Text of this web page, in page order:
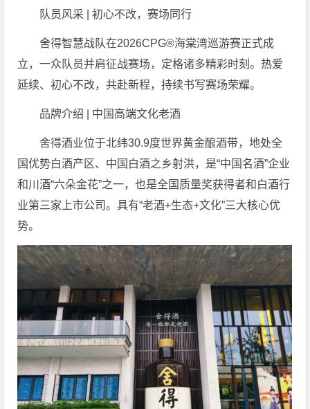
队员风采 | 初心不改，赛场同行
舍得智慧战队在2026CPG®海棠湾巡游赛正式成
立，一众队员并肩征战赛场，定格诸多精彩时刻。热爱
延续、初心不改，共赴新程，持续书写赛场荣耀。
品牌介绍 | 中国高端文化老酒
舍得酒业位于北纬30.9度世界黄金酿酒带，地处全
国优势白酒产区、中国白酒之乡射洪，是“中国名酒”企业
和川酒“六朵金花”之一，也是全国质量奖获得者和白酒行
业第三家上市公司。具有“老酒+生态+文化”三大核心优
势。